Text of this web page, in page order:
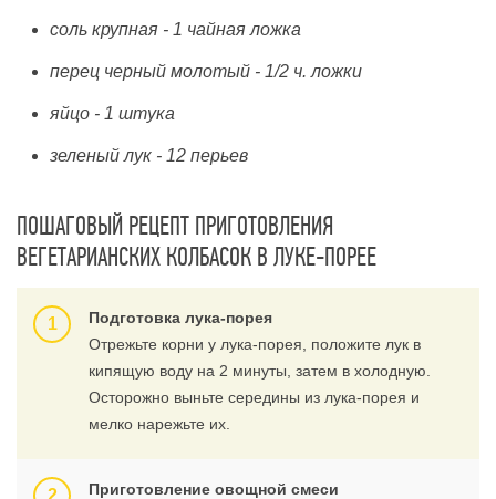
соль крупная - 1 чайная ложка
перец черный молотый - 1/2 ч. ложки
яйцо - 1 штука
зеленый лук - 12 перьев
ПОШАГОВЫЙ РЕЦЕПТ ПРИГОТОВЛЕНИЯ
ВЕГЕТАРИАНСКИХ КОЛБАСОК В ЛУКЕ-ПОРЕЕ
Подготовка лука-порея
Отрежьте корни у лука-порея, положите лук в
кипящую воду на 2 минуты, затем в холодную.
Осторожно выньте середины из лука-порея и
мелко нарежьте их.
Приготовление овощной смеси